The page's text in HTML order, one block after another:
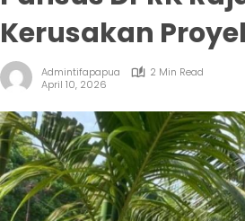
Kerusakan
Admintifapapua
2 Min Read
April 10, 2026